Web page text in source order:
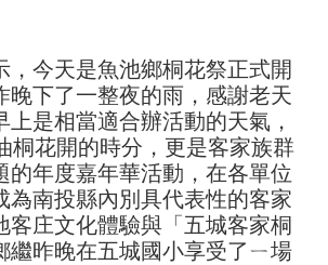
，今天是魚池鄉桐花祭正式開
晚下了一整夜的雨，感謝老天
上是相當適合辦活動的天氣，
桐花開的時分，更是客家族群
的年度嘉年華活動，在各單位
為南投縣內別具代表性的客家
客庄文化體驗與「五城客家桐
繼昨晚在五城國小享受了ㄧ場